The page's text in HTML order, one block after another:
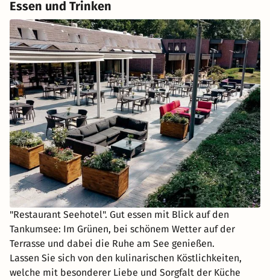
Essen und Trinken
"Restaurant Seehotel". Gut essen mit Blick auf den
Tankumsee: Im Grünen, bei schönem Wetter auf der
Terrasse und dabei die Ruhe am See genießen.
Lassen Sie sich von den kulinarischen Köstlichkeiten,
welche mit besonderer Liebe und Sorgfalt der Küche